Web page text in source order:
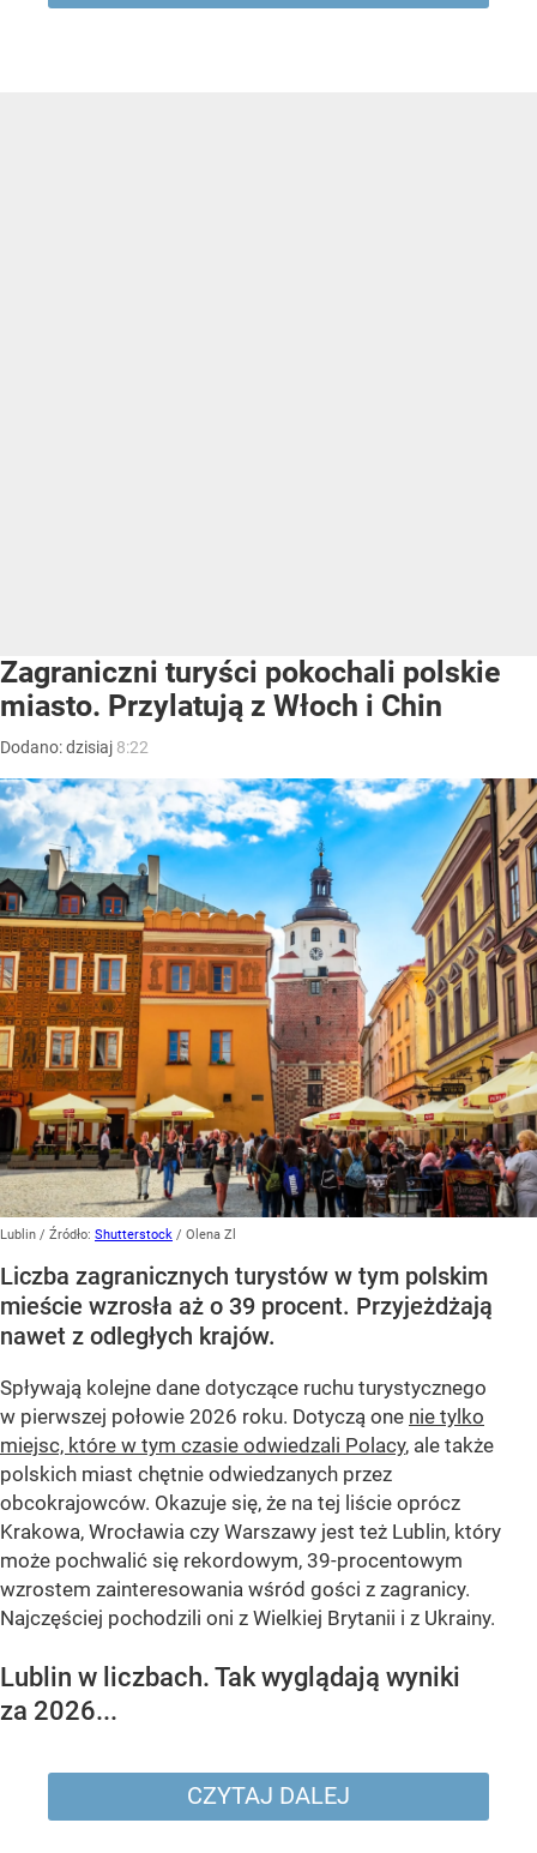
Zagraniczni turyści pokochali polskie
miasto. Przylatują z Włoch i Chin
Dodano:dzisiaj 8:22
Lublin / Źródło: Shutterstock / Olena Zl
Liczba zagranicznych turystów w tym polskim
mieście wzrosła aż o 39 procent. Przyjeżdżają
nawet z odległych krajów.
Spływają kolejne dane dotyczące ruchu turystycznego
w pierwszej połowie 2026 roku. Dotyczą one nie tylko
miejsc, które w tym czasie odwiedzali Polacy, ale także
polskich miast chętnie odwiedzanych przez
obcokrajowców. Okazuje się, że na tej liście oprócz
Krakowa, Wrocławia czy Warszawy jest też Lublin, który
może pochwalić się rekordowym, 39-procentowym
wzrostem zainteresowania wśród gości z zagranicy.
Najczęściej pochodzili oni z Wielkiej Brytanii i z Ukrainy.
Lublin w liczbach. Tak wyglądają wyniki
za 2026...
CZYTAJ DALEJ